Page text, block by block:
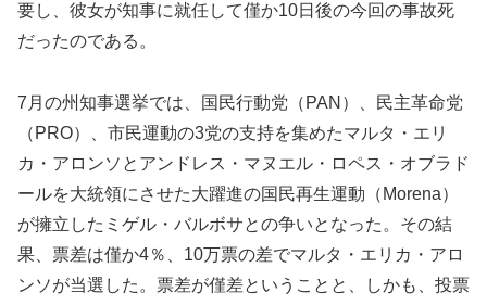
要し、彼女が知事に就任して僅か10日後の今回の事故死
だったのである。
7月の州知事選挙では、国民行動党（PAN）、民主革命党
（PRO）、市民運動の3党の支持を集めたマルタ・エリ
カ・アロンソとアンドレス・マヌエル・ロペス・オブラド
ールを大統領にさせた大躍進の国民再生運動（Morena）
が擁立したミゲル・バルボサとの争いとなった。その結
果、票差は僅か4％、10万票の差でマルタ・エリカ・アロ
ンソが当選した。票差が僅差ということと、しかも、投票